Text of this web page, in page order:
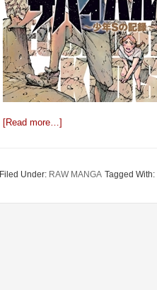
[Read more…]
Filed Under: RAW MANGA Tagged With: